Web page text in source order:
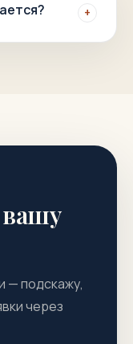
+
вашу
— подскажу,
через